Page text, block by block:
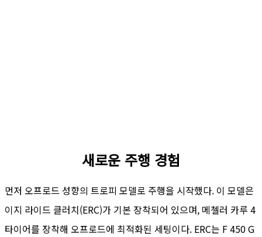
새로운 주행 경험
먼저 오프로드 성향의 트로피 모델로 주행을 시작했다. 이 모델은
이지 라이드 클러치(ERC)가 기본 장착되어 있으며, 메첼러 카루 4
타이어를 장착해 오프로드에 최적화된 세팅이다. ERC는 F 450 G